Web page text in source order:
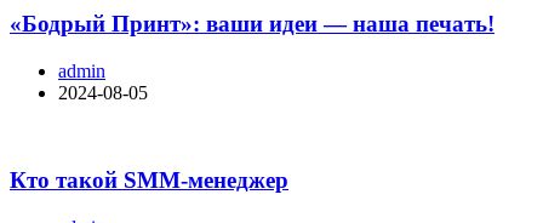
«Бодрый Принт»: ваши идеи — наша печать!
admin
2024-08-05
Кто такой SMM-менеджер